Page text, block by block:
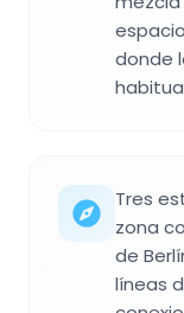
donde
Tres
zona
de
líneas